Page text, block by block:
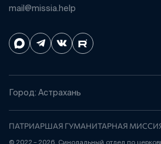
mail@missia.help
Город: Астрахань
ПАТРИАРШАЯ ГУМАНИТАРНАЯ
© 2022 – 2026. Синодальный отдел по